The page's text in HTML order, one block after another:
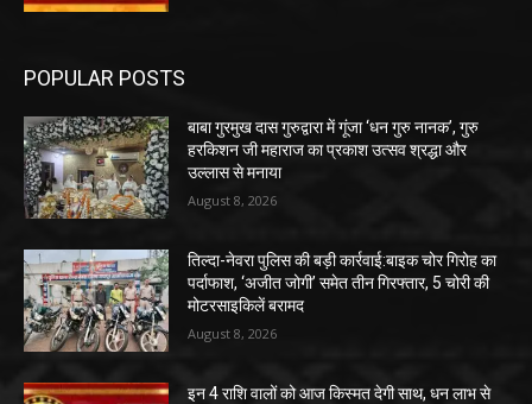
POPULAR POSTS
बाबा गुरमुख दास गुरुद्वारा में गूंजा ‘धन गुरु नानक’, गुरु
हरकिशन जी महाराज का प्रकाश उत्सव श्रद्धा और
उल्लास से मनाया
August 8, 2026
तिल्दा-नेवरा पुलिस की बड़ी कार्रवाई:बाइक चोर गिरोह का
पर्दाफाश, ‘अजीत जोगी’ समेत तीन गिरफ्तार, 5 चोरी की
मोटरसाइकिलें बरामद
August 8, 2026
इन 4 राशि वालों को आज किस्मत देगी साथ, धन लाभ से